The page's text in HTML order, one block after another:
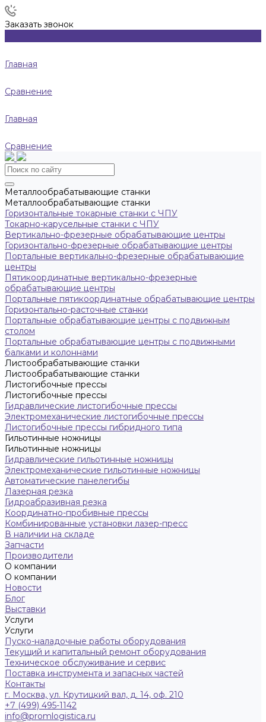
Заказать звонок
Главная
Сравнение
Главная
Сравнение
Металлообрабатывающие станки
Металлообрабатывающие станки
Горизонтальные токарные станки с ЧПУ
Токарно-карусельные станки с ЧПУ
Вертикально-фрезерные обрабатывающие центры
Горизонтально-фрезерные обрабатывающие центры
Портальные вертикально-фрезерные обрабатывающие
центры
Пятикоординатные вертикально-фрезерные
обрабатывающие центры
Портальные пятикоординатные обрабатывающие центры
Горизонтально-расточные станки
Портальные обрабатывающие центры с подвижным
столом
Портальные обрабатывающие центры с подвижными
балками и колоннами
Листообрабатывающие станки
Листообрабатывающие станки
Листогибочные прессы
Листогибочные прессы
Гидравлические листогибочные прессы
Электромеханические листогибочные прессы
Листогибочные прессы гибридного типа
Гильотинные ножницы
Гильотинные ножницы
Гидравлические гильотинные ножницы
Электромеханические гильотинные ножницы
Автоматические панелегибы
Лазерная резка
Гидроабразивная резка
Координатно-пробивные прессы
Комбинированные установки лазер-пресс
В наличии на складе
Запчасти
Производители
О компании
О компании
Новости
Блог
Выставки
Услуги
Услуги
Пуско-наладочные работы оборудования
Текущий и капитальный ремонт оборудования
Техническое обслуживание и сервис
Поставка инструмента и запасных частей
Контакты
г. Москва, ул. Крутицкий вал, д. 14, оф. 210
+7 (499) 495-1142
info@promlogistica.ru